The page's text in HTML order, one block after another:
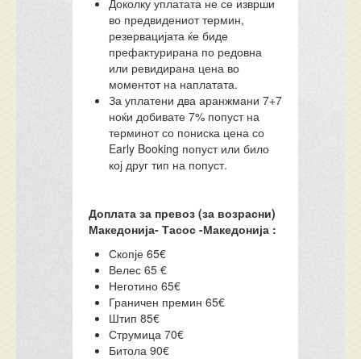
Доколку уплатата не се изврши
во предвидениот термин,
резервацијата ќе биде
префактурирана по редовна
или ревидирана цена во
моментот на наплатата.
За уплатени два аранжмани 7+7
ноќи добивате 7% попуст на
терминот со пониска цена со
Early Booking попуст или било
кој друг тип на попуст.
Доплата за превоз (за возрасни)
Македонија- Тасос -Македонија :
Скопје 65€
Велес 65 €
Неготино 65€
Граничен премин 65€
Штип 85€
Струмица 70€
Битола 90€